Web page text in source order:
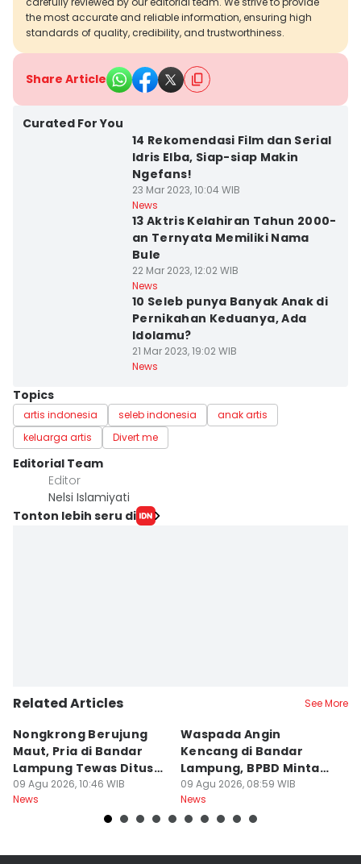
the most accurate and reliable information, ensuring high
standards of quality, credibility, and trustworthiness.
Share Article
Curated For You
14 Rekomendasi Film dan Serial
Idris Elba, Siap-siap Makin
Ngefans!
23 Mar 2023, 10:04 WIB
News
13 Aktris Kelahiran Tahun 2000-
an Ternyata Memiliki Nama
Bule
22 Mar 2023, 12:02 WIB
News
10 Seleb punya Banyak Anak di
Pernikahan Keduanya, Ada
Idolamu?
21 Mar 2023, 19:02 WIB
News
Topics
artis indonesia seleb indonesia
anak artis
keluarga artis
Divert me
Editorial Team
Editor
Nelsi Islamiyati
Tonton lebih seru di
Related Articles See More
Nongkrong Berujung
Maut, Pria di Bandar
Lampung Tewas Ditusuk
Teman
09 Agu 2026, 10:46 WIB
News
Waspada Angin
Kencang di Bandar
Lampung, BPBD Minta
Warga Berhati-Hati
09 Agu 2026, 08:59 WIB
News